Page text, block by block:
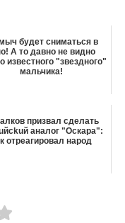
будет сниматься в
А то давно не видно
известного "звездного"
мальчика!
призвал сделать
аналог "Оскара":
отреагировал народ